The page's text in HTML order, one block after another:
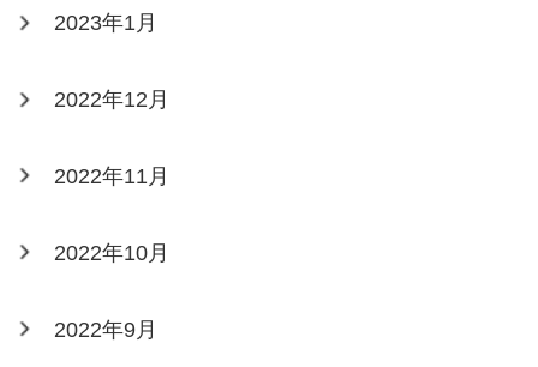
2023年1月
2022年12月
2022年11月
2022年10月
2022年9月